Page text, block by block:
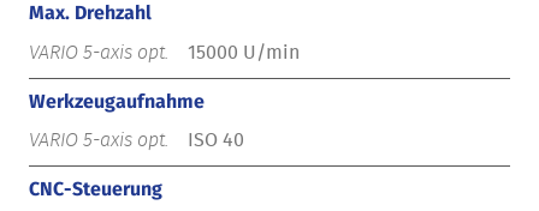
Max. Drehzahl
15000 U/min
Werkzeugaufnahme
ISO 40
CNC-Steuerung